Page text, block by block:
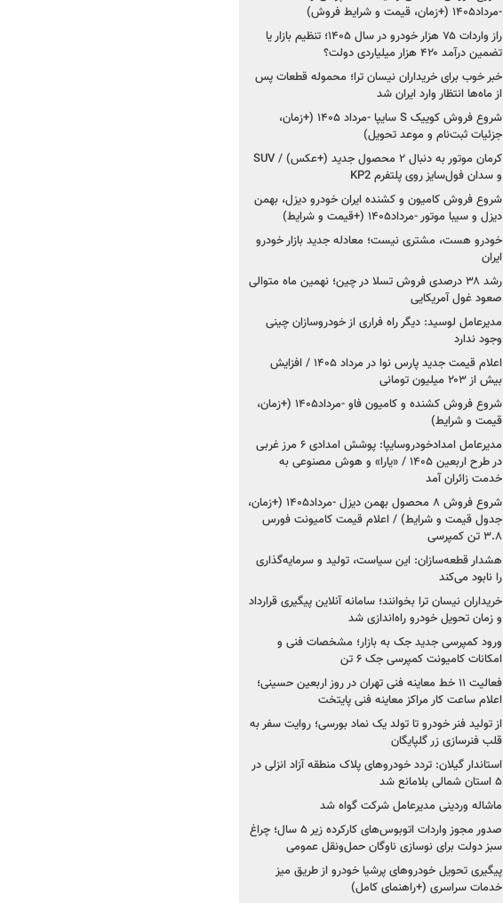
-مرداد۱۴۰۵ (+زمان، قیمت و شرایط فروش)
راز واردات ۷۵ هزار خودرو در سال ۱۴۰۵؛ تنظیم بازار یا
تضمین درآمد ۴۲۰ هزار میلیاردی دولت؟
خبر خوب برای خریداران نیسان ترا؛ محموله قطعات پس
از ماه‌ها انتظار وارد ایران شد
شروع فروش کوییک S سایپا -مرداد ۱۴۰۵ (+زمان،
جزئیات ثبت‌نام و موعد تحویل)
کرمان موتور به دنبال ۲ محصول جدید (+عکس) / SUV
و سدان فول‌سایز روی پلتفرم KP2
شروع فروش کامیون و کشنده ایران خودرو دیزل، بهمن
دیزل و سیبا موتور -مرداد۱۴۰۵ (+قیمت و شرایط)
خودرو هست، مشتری نیست؛ معادله جدید بازار خودرو
ایران
رشد ۳۸ درصدی فروش تسلا در چین؛ نهمین ماه متوالی
صعود غول آمریکایی
مدیرعامل لوسید: دیگر راه فراری از خودروسازان چینی
وجود ندارد
اعلام قیمت جدید پارس نوا در مرداد ۱۴۰۵ / افزایش
بیش از ۲۰۳ میلیون تومانی
شروع فروش کشنده و کامیون فاو -مرداد۱۴۰۵ (+زمان،
قیمت و شرایط)
مدیرعامل امدادخودروسایپا: پوشش امدادی ۶ مرز غربی
در طرح اربعین ۱۴۰۵ / «یارا» و هوش مصنوعی به
خدمت زائران آمد
شروع فروش ۸ محصول بهمن دیزل -مرداد۱۴۰۵ (+زمان،
جدول قیمت و شرایط) / اعلام قیمت کامیونت فورس
۳.۸ تن کمپرسی
هشدار قطعه‌سازان: این سیاست، تولید و سرمایه‌گذاری
را نابود می‌کند
خریداران نیسان ترا بخوانند؛ سامانه آنلاین پیگیری قرارداد
و زمان تحویل خودرو راه‌اندازی شد
ورود کمپرسی جدید جک به بازار؛ مشخصات فنی و
امکانات کامیونت کمپرسی جک ۶ تن
فعالیت ۱۱ خط معاینه فنی تهران در روز اربعین حسینی؛
اعلام ساعت کار مراکز معاینه فنی پایتخت
از تولید فنر خودرو تا تولد یک نماد بورسی؛ روایت سفر به
قلب فنرسازی زر گلپایگان
استاندار گیلان: تردد خودروهای پلاک منطقه آزاد انزلی در
۵ استان شمالی بلامانع شد
ماشاله وردینی مدیرعامل شرکت گواه شد
صدور مجوز واردات اتوبوس‌های کارکرده زیر ۵ سال؛ چراغ
سبز دولت برای نوسازی ناوگان حمل‌ونقل عمومی
پیگیری تحویل خودروهای پرشیا خودرو از طریق میز
خدمات سراسری (+راهنمای کامل)